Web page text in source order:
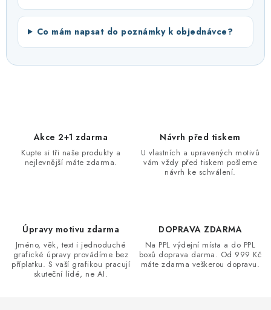
Co mám napsat do poznámky k objednávce?
Akce 2+1 zdarma
Kupte si tři naše produkty a
nejlevnější máte zdarma.
Návrh před tiskem
U vlastních a upravených motivů
vám vždy před tiskem pošleme
návrh ke schválení.
Úpravy motivu zdarma
Jméno, věk, text i jednoduché
grafické úpravy provádíme bez
příplatku. S vaší grafikou pracují
skuteční lidé, ne AI.
DOPRAVA ZDARMA
Na PPL výdejní místa a do PPL
boxů doprava darma. Od 999 Kč
máte zdarma veškerou dopravu.